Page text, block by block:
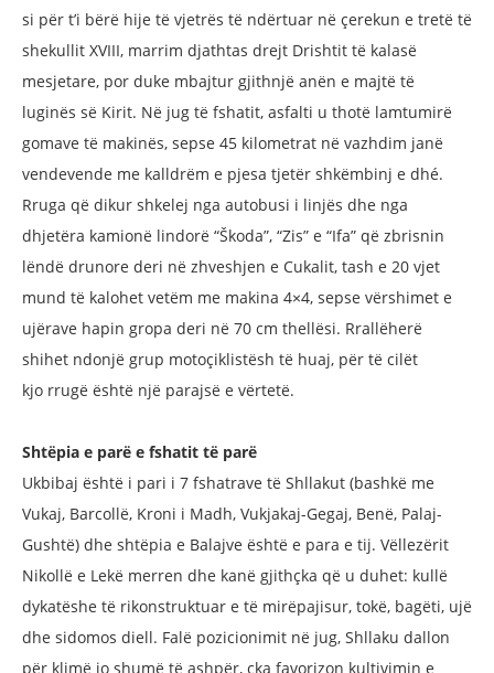
si për t’i bërë hije të vjetrës të ndërtuar në çerekun e tretë të
shekullit XVIII, marrim djathtas drejt Drishtit të kalasë
mesjetare, por duke mbajtur gjithnjë anën e majtë të
luginës së Kirit. Në jug të fshatit, asfalti u thotë lamtumirë
gomave të makinës, sepse 45 kilometrat në vazhdim janë
vendevende me kalldrëm e pjesa tjetër shkëmbinj e dhé.
Rruga që dikur shkelej nga autobusi i linjës dhe nga
dhjetëra kamionë lindorë “Škoda”, “Zis” e “Ifa” që zbrisnin
lëndë drunore deri në zhveshjen e Cukalit, tash e 20 vjet
mund të kalohet vetëm me makina 4×4, sepse vërshimet e
ujërave hapin gropa deri në 70 cm thellësi. Rrallëherë
shihet ndonjë grup motoçiklistësh të huaj, për të cilët
kjo rrugë është një parajsë e vërtetë.
Shtëpia e parë e fshatit të parë
Ukbibaj është i pari i 7 fshatrave të Shllakut (bashkë me
Vukaj, Barcollë, Kroni i Madh, Vukjakaj-Gegaj, Benë, Palaj-
Gushtë) dhe shtëpia e Balajve është e para e tij. Vëllezërit
Nikollë e Lekë merren dhe kanë gjithçka që u duhet: kullë
dykatëshe të rikonstruktuar e të mirëpajisur, tokë, bagëti, ujë
dhe sidomos diell. Falë pozicionimit në jug, Shllaku dallon
për klimë jo shumë të ashpër, çka favorizon kultivimin e